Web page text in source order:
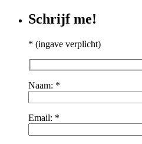
Schrijf me!
* (ingave verplicht)
Naam: *
Email: *